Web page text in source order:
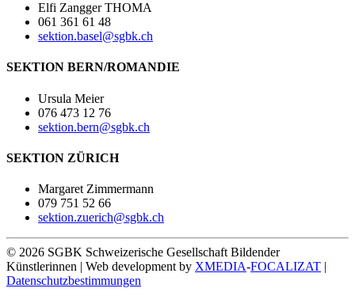
Elfi Zangger THOMA
061 361 61 48
sektion.basel@sgbk.ch
SEKTION BERN/ROMANDIE
Ursula Meier
076 473 12 76
sektion.bern@sgbk.ch
SEKTION ZÜRICH
Margaret Zimmermann
079 751 52 66
sektion.zuerich@sgbk.ch
© 2026 SGBK Schweizerische Gesellschaft Bildender
Künstlerinnen | Web development by XMEDIA-FOCALIZAT |
Datenschutzbestimmungen